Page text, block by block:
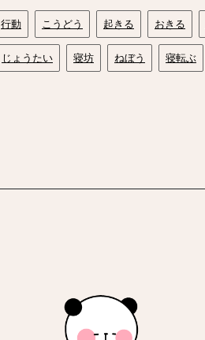
行動 こうどう 起きる おきる
じょうたい 寝坊 ねぼう 寝転ぶ